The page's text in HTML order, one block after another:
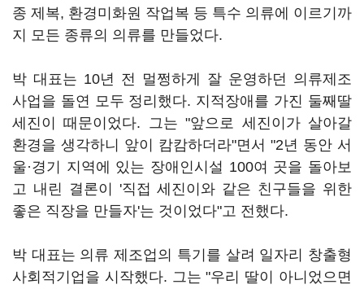
종 제복, 환경미화원 작업복 등 특수 의류에 이르기까
지 모든 종류의 의류를 만들었다.
박 대표는 10년 전 멀쩡하게 잘 운영하던 의류제조
사업을 돌연 모두 정리했다. 지적장애를 가진 둘째딸
세진이 때문이었다. 그는 "앞으로 세진이가 살아갈
환경을 생각하니 앞이 캄캄하더라"면서 "2년 동안 서
울·경기 지역에 있는 장애인시설 100여 곳을 돌아보
고 내린 결론이 '직접 세진이와 같은 친구들을 위한
좋은 직장을 만들자'는 것이었다"고 전했다.
박 대표는 의류 제조업의 특기를 살려 일자리 창출형
사회적기업을 시작했다. 그는 "우리 딸이 아니었으면